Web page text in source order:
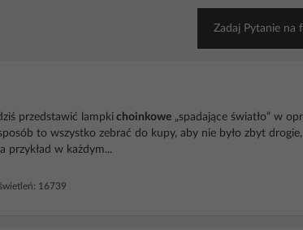
Zadaj Pytanie na
przedstawić lampki choinkowe „spadające światło” w
to wszystko zebrać do kupy, aby nie było zbyt drogie,
przykład w każdym...
16739